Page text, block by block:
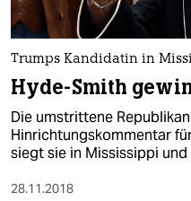
Trumps Kandidatin in
Hyde-Smith
Die umstrittene
Hinrichtungskommentar
siegt sie in Mississippi
28.11.2018